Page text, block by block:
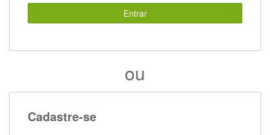
Entrar
ou
Cadastre-se